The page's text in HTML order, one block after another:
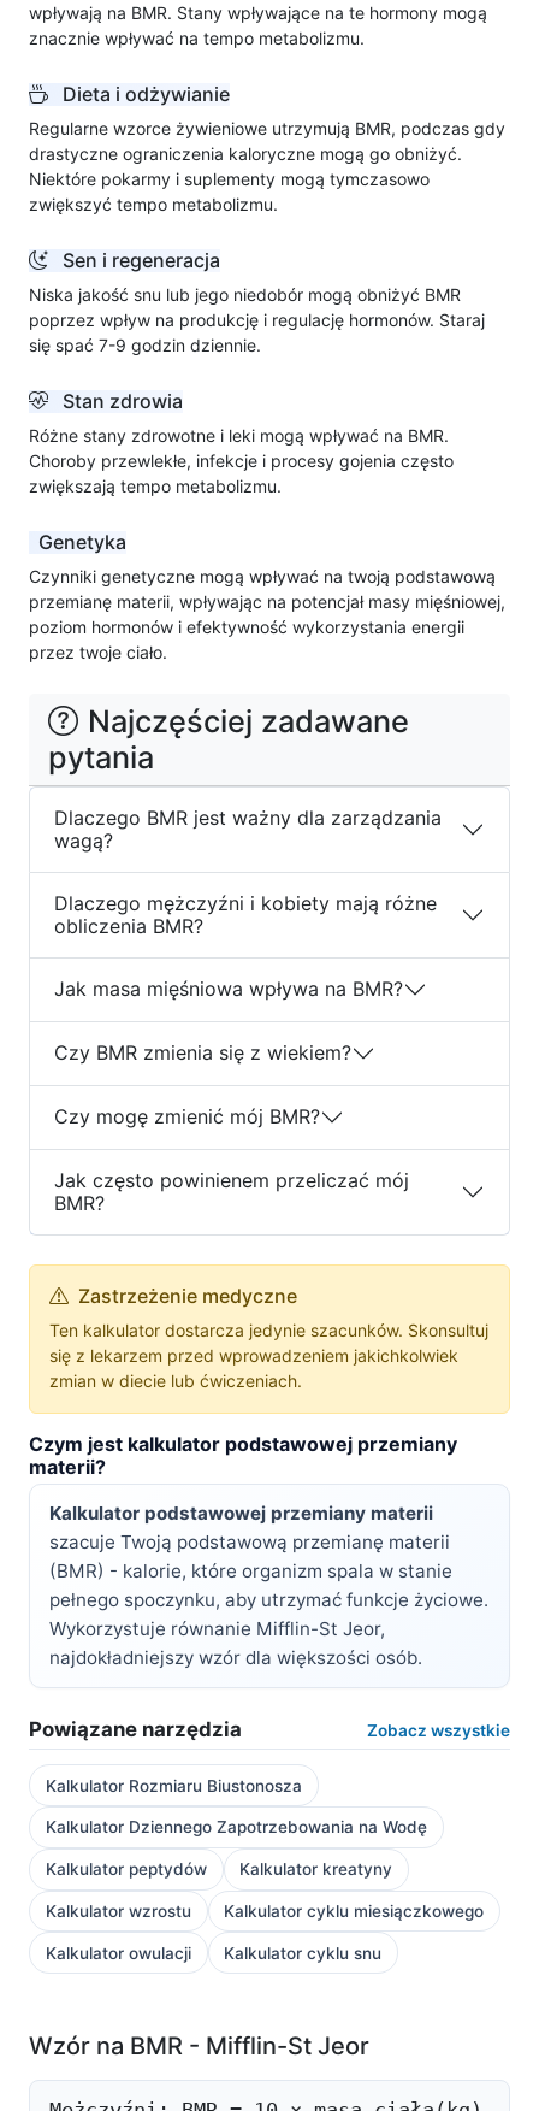
wpływają na BMR. Stany wpływające na te hormony mogą
znacznie wpływać na tempo metabolizmu.
Dieta i odżywianie
Regularne wzorce żywieniowe utrzymują BMR, podczas gdy
drastyczne ograniczenia kaloryczne mogą go obniżyć.
Niektóre pokarmy i suplementy mogą tymczasowo
zwiększyć tempo metabolizmu.
Sen i regeneracja
Niska jakość snu lub jego niedobór mogą obniżyć BMR
poprzez wpływ na produkcję i regulację hormonów. Staraj
się spać 7-9 godzin dziennie.
Stan zdrowia
Różne stany zdrowotne i leki mogą wpływać na BMR.
Choroby przewlekłe, infekcje i procesy gojenia często
zwiększają tempo metabolizmu.
Genetyka
Czynniki genetyczne mogą wpływać na twoją podstawową
przemianę materii, wpływając na potencjał masy mięśniowej,
poziom hormonów i efektywność wykorzystania energii
przez twoje ciało.
Najczęściej zadawane
pytania
Dlaczego BMR jest ważny dla zarządzania
wagą?
Dlaczego mężczyźni i kobiety mają różne
obliczenia BMR?
Jak masa mięśniowa wpływa na BMR?
Czy BMR zmienia się z wiekiem?
Czy mogę zmienić mój BMR?
Jak często powinienem przeliczać mój
BMR?
Zastrzeżenie medyczne
Ten kalkulator dostarcza jedynie szacunków. Skonsultuj
się z lekarzem przed wprowadzeniem jakichkolwiek
zmian w diecie lub ćwiczeniach.
Czym jest kalkulator podstawowej przemiany
materii?
Kalkulator podstawowej przemiany materii
szacuje Twoją podstawową przemianę materii
(BMR) - kalorie, które organizm spala w stanie
pełnego spoczynku, aby utrzymać funkcje życiowe.
Wykorzystuje równanie Mifflin-St Jeor,
najdokładniejszy wzór dla większości osób.
Powiązane narzędzia Zobacz wszystkie
Kalkulator Rozmiaru Biustonosza
Kalkulator Dziennego Zapotrzebowania na Wodę
Kalkulator peptydów Kalkulator kreatyny
Kalkulator wzrostu Kalkulator cyklu miesiączkowego
Kalkulator owulacji Kalkulator cyklu snu
Wzór na BMR - Mifflin-St Jeor